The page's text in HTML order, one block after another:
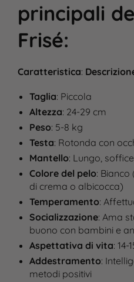
principali
Frisé:
Caratteristica:
Taglia: Piccola
Altezza: 24-29 cm
Peso: 5-8 kg
Testa: Rotonda con
Mantello: Lungo,
Colore del pelo: Bianco
di crema o albicocca)
Temperamento:
Socializzazione: Ama
buono con bambini e
Aspettativa di vita: 14-
Addestramento:
metodi positivi